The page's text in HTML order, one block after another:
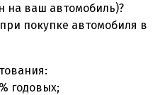
на ваш автомобиль)?
покупке автомобиля в
годовых;